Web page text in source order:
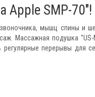
Apple SMP-70"!
мышц спины и
Массажная подушка "US-
перерывы для